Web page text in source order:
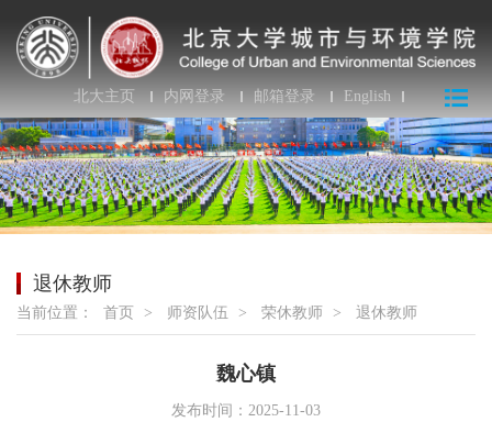
北大主页 内网登录 邮箱登录 English
退休教师
当前位置： 首页 > 师资队伍 > 荣休教师 > 退休教师
魏心镇
发布时间：2025-11-03